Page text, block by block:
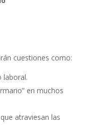
cuestiones como:
laboral.
en muchos
atraviesan las